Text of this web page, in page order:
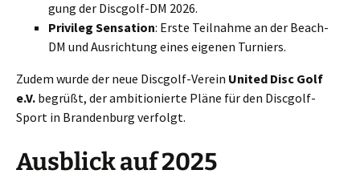
gung der Disc­golf-DM 2026.
Pri­vi­leg Sen­sa­ti­on: Ers­te Teil­nah­me an der Beach-
DM und Aus­rich­tung eines eige­nen Turniers.
Zudem wur­de der neue Disc­golf-Ver­ein United Disc Golf
e.V. begrüßt, der ambi­tio­nier­te Plä­ne für den Disc­golf-
Sport in Bran­den­burg verfolgt.
Ausblick auf 2025